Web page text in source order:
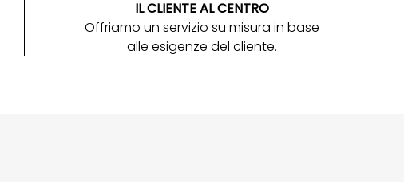
IL CLIENTE AL CENTRO
Offriamo un servizio su misura in base
alle esigenze del cliente.